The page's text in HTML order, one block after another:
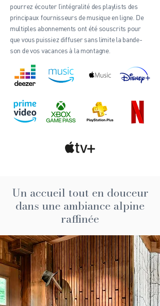
pourrez écouter l’intégralité des playlists des
principaux fournisseurs de musique en ligne. De
multiples abonnements ont été souscrits pour
que vous puissiez diffuser sans limite la bande-
son de vos vacances à la montagne.
Un accueil tout en douceur
dans une ambiance alpine
raffinée